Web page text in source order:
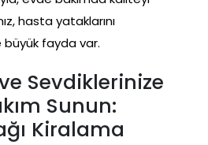
hasta yataklarını
fayda var.
Sevdiklerinize
Sunun:
Kiralama